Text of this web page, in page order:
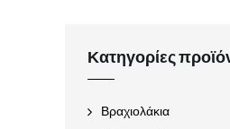
Κατηγορίες
Βραχιολάκια